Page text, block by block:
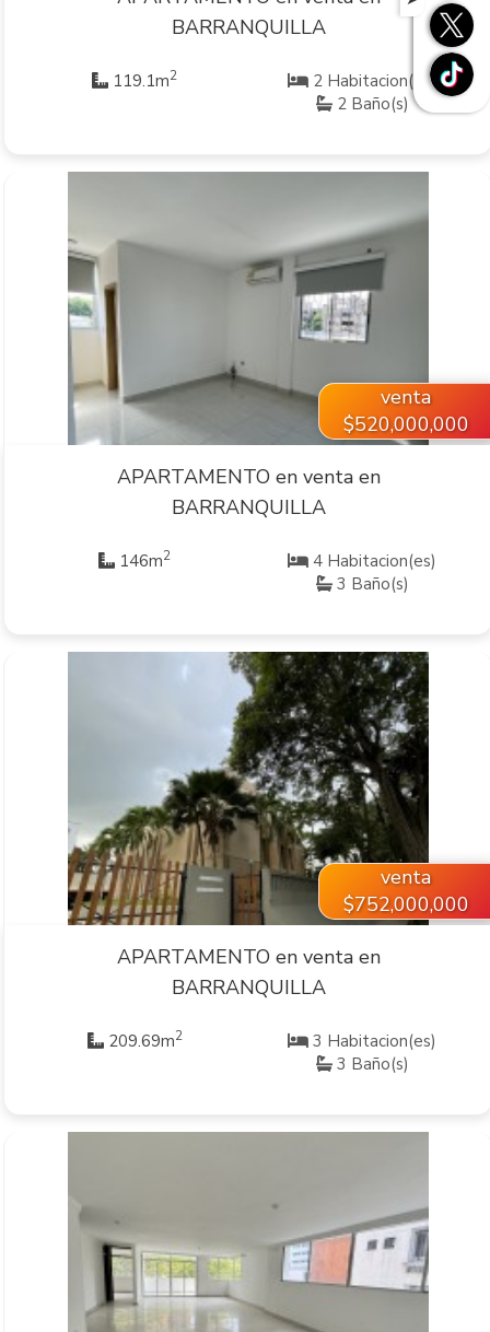
BARRANQUILLA
119.1m2
2 Habitacion(es)
2 Baño(s)
VER INMUEBLE
venta
$520,000,000
APARTAMENTO en venta en
BARRANQUILLA
146m2
4 Habitacion(es)
3 Baño(s)
VER INMUEBLE
venta
$752,000,000
APARTAMENTO en venta en
BARRANQUILLA
209.69m2
3 Habitacion(es)
3 Baño(s)
VER INMUEBLE